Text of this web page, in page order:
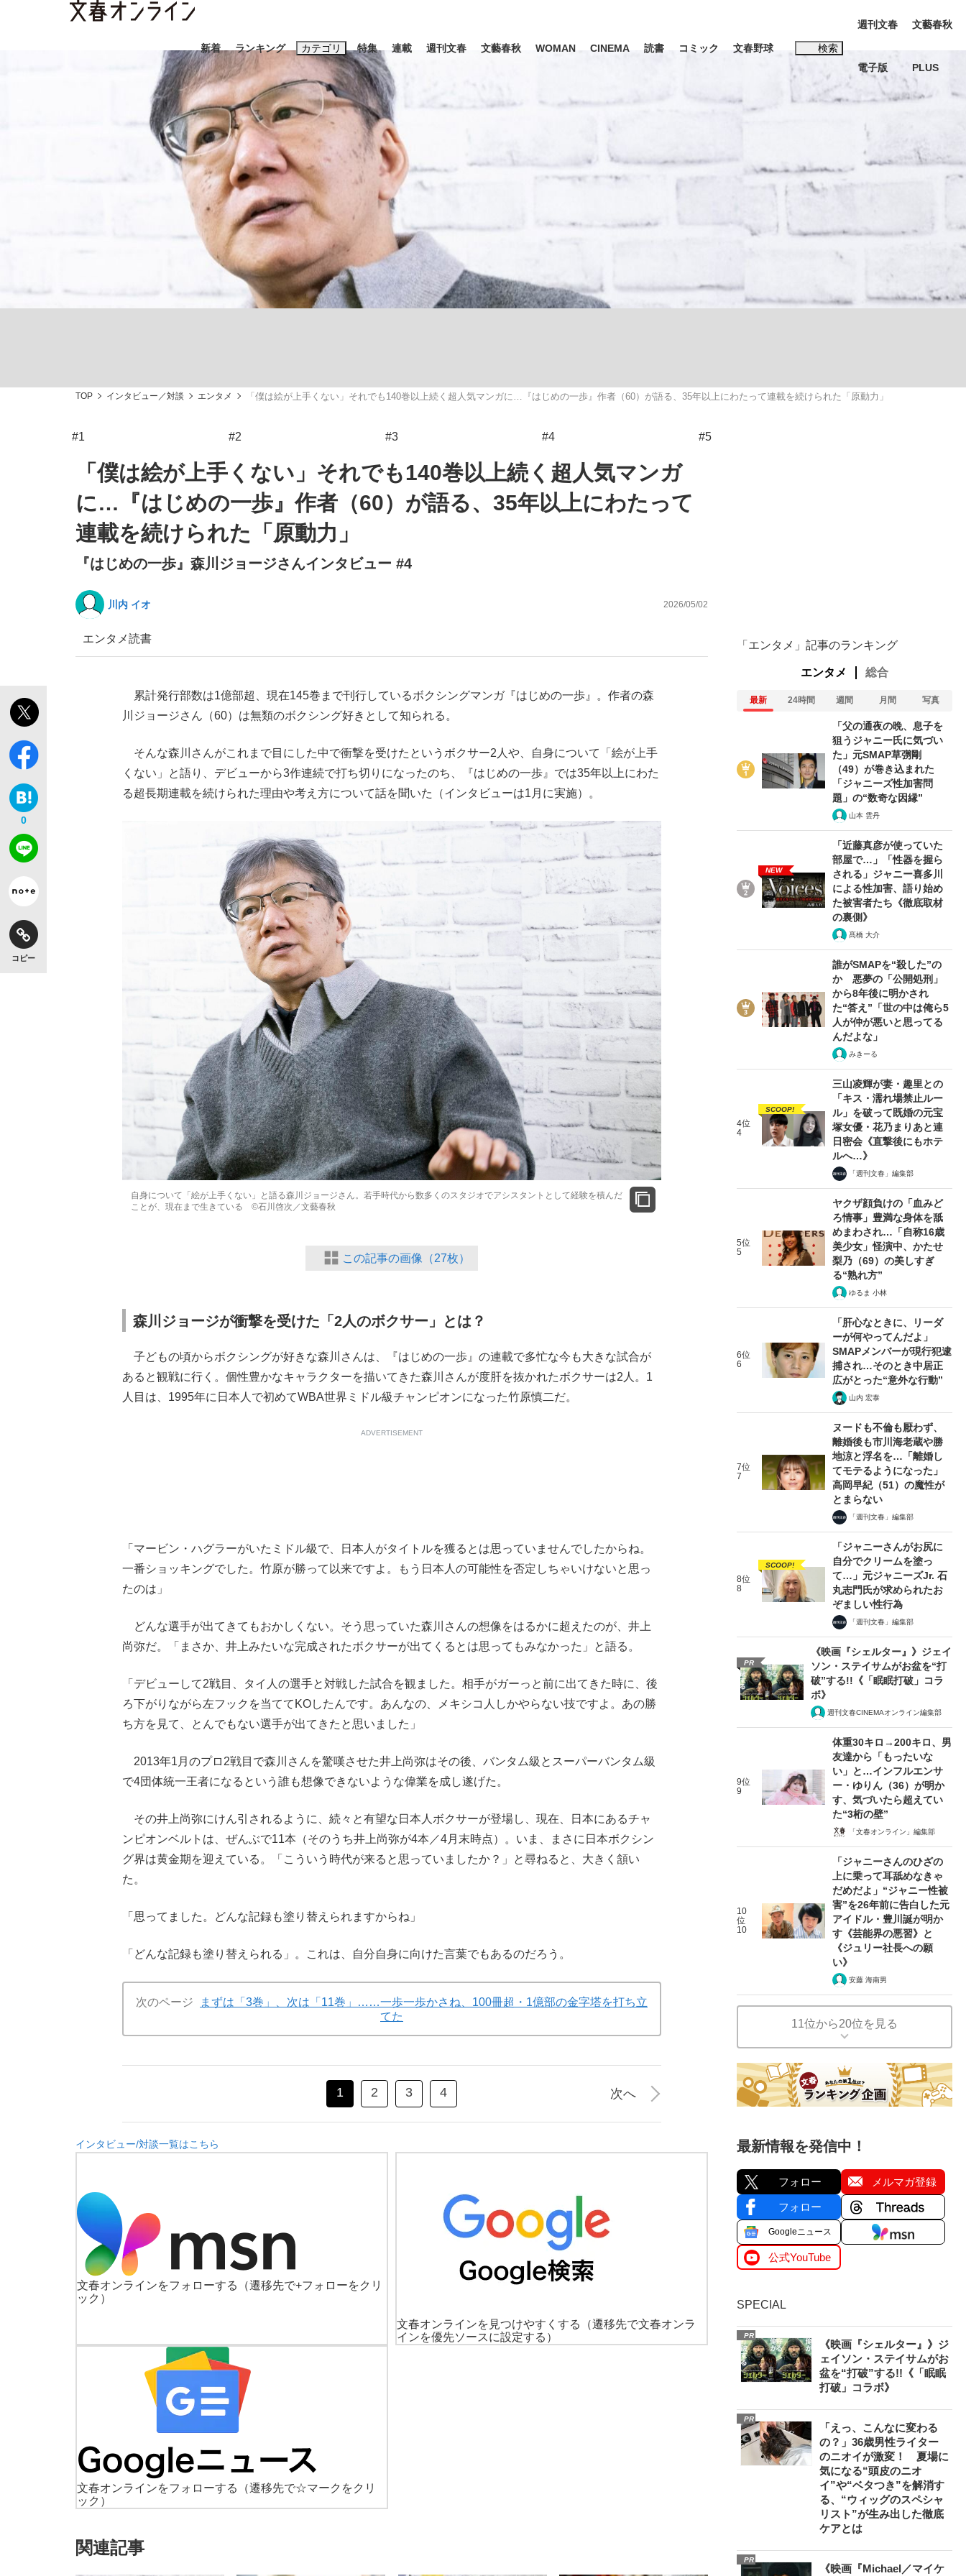
新着 ランキング カテゴリ
スクープ ニュース エンタメ ライフ
「90%は失敗する。でも…」本田圭佑が初めて明かした日本代表監督に...
特集
the Style
連載 週刊文春 文藝春秋 WOMAN CINEMA 読書 コミック 文春野球 検索
おすすめのキーワードタグ一覧
#藤田晋 #三山凌輝 #高市早苗 #後藤真希 #城彰二 #内田有紀
#松田聖子
#玉木雄一郎
週刊文春
電子版
文藝春秋
PLUS
TOP インタビュー／対談 エンタメ 「僕は絵が上手くない」それでも140巻以上続く超人気マンガに…『はじめの一歩』作者（60）が語る、35年以上にわたって連載を続けられた「原動力」
#1 #2 #3 #4 #5
「僕は絵が上手くない」それでも140巻以上続く超人気マンガ
に…『はじめの一歩』作者（60）が語る、35年以上にわたって
連載を続けられた「原動力」
『はじめの一歩』森川ジョージさんインタビュー #4
川内 イオ 2026/05/02
エンタメ読書
0
コピー
累計発行部数は1億部超、現在145巻まで刊行しているボクシングマンガ『はじめの一歩』。作者の森
川ジョージさん（60）は無類のボクシング好きとして知られる。
そんな森川さんがこれまで目にした中で衝撃を受けたというボクサー2人や、自身について「絵が上手
くない」と語り、デビューから3作連続で打ち切りになったのち、『はじめの一歩』では35年以上にわた
る超長期連載を続けられた理由や考え方について話を聞いた（インタビューは1月に実施）。
自身について「絵が上手くない」と語る森川ジョージさん。若手時代から数多くのスタジオでアシスタントとして経験を積んだ
ことが、現在まで生きている ©石川啓次／文藝春秋
この記事の画像（27枚）
森川ジョージが衝撃を受けた「2人のボクサー」とは？
子どもの頃からボクシングが好きな森川さんは、『はじめの一歩』の連載で多忙な今も大きな試合が
あると観戦に行く。個性豊かなキャラクターを描いてきた森川さんが度肝を抜かれたボクサーは2人。1
人目は、1995年に日本人で初めてWBA世界ミドル級チャンピオンになった竹原慎二だ。
ADVERTISEMENT
「マービン・ハグラーがいたミドル級で、日本人がタイトルを獲るとは思っていませんでしたからね。
一番ショッキングでした。竹原が勝って以来ですよ。もう日本人の可能性を否定しちゃいけないと思っ
たのは」
どんな選手が出てきてもおかしくない。そう思っていた森川さんの想像をはるかに超えたのが、井上
尚弥だ。「まさか、井上みたいな完成されたボクサーが出てくるとは思ってもみなかった」と語る。
「デビューして2戦目、タイ人の選手と対戦した試合を観ました。相手がガーっと前に出てきた時に、後
ろ下がりながら左フックを当ててKOしたんです。あんなの、メキシコ人しかやらない技ですよ。あの勝
ち方を見て、とんでもない選手が出てきたと思いました」
2013年1月のプロ2戦目で森川さんを驚嘆させた井上尚弥はその後、バンタム級とスーパーバンタム級
で4団体統一王者になるという誰も想像できないような偉業を成し遂げた。
その井上尚弥にけん引されるように、続々と有望な日本人ボクサーが登場し、現在、日本にあるチャ
ンピオンベルトは、ぜんぶで11本（そのうち井上尚弥が4本／4月末時点）。いま、まさに日本ボクシン
グ界は黄金期を迎えている。「こういう時代が来ると思っていましたか？」と尋ねると、大きく頷い
た。
「思ってました。どんな記録も塗り替えられますからね」
「どんな記録も塗り替えられる」。これは、自分自身に向けた言葉でもあるのだろう。
次のページ
まずは「3巻」、次は「11巻」……一歩一歩かさね、100冊超・1億部の金字塔を打ち立
てた
1 2 3 4 次へ
インタビュー/対談一覧はこちら
文春オンラインをフォローする
（遷移先で+フォローをクリ
ック）
文春オンラインを見つけやすくする
（遷移先で文春オンラ
インを優先ソースに設定する）
文春オンラインをフォローする
（遷移先で☆マークをクリ
ック）
関連記事
「エンタメ」記事のランキング
エンタメ 総合
最新 24時間 週間 月間 写真
「父の通夜の晩、息子を
狙うジャニー氏に気づい
た」元SMAP草彅剛
（49）が巻き込まれた
「ジャニーズ性加害問
題」の“数奇な因縁”
山本 雲丹
NEW
「近藤真彦が使っていた
部屋で…」「性器を握ら
される」ジャニー喜多川
による性加害、語り始め
た被害者たち《徹底取材
の裏側》
髙橋 大介
誰がSMAPを“殺した”の
か 悪夢の「公開処刑」
から8年後に明かされ
た“答え”「世の中は俺ら5
人が仲が悪いと思ってる
んだよな」
みきーる
4位
4
SCOOP!
三山凌輝が妻・趣里との
「キス・濡れ場禁止ルー
ル」を破って既婚の元宝
塚女優・花乃まりあと連
日密会《直撃後にもホテ
ルへ…》
「週刊文春」編集部
5位
5
ヤクザ顔負けの「血みど
ろ情事」豊満な身体を舐
めまわされ…「自称16歳
美少女」怪演中、かたせ
梨乃（69）の美しすぎ
る“熟れ方”
ゆるま 小林
6位
6
「肝心なときに、リーダ
ーが何やってんだよ」
SMAPメンバーが現行犯逮
捕され…そのとき中居正
広がとった“意外な行動”
山内 宏泰
7位
7
ヌードも不倫も厭わず、
離婚後も市川海老蔵や勝
地涼と浮名を…「離婚し
てモテるようになった」
高岡早紀（51）の魔性が
とまらない
「週刊文春」編集部
8位
8
SCOOP!
「ジャニーさんがお尻に
自分でクリームを塗っ
て…」元ジャニーズJr. 石
丸志門氏が求められたお
ぞましい性行為
「週刊文春」編集部
PR
《映画『シェルター』》ジェイ
ソン・ステイサムがお盆を“打
破”する!!《「眠眠打破」コラ
ボ》
週刊文春CINEMAオンライン編集部
9位
9
体重30キロ→200キロ、男
友達から「もったいな
い」と…インフルエンサ
ー・ゆりん（36）が明か
す、気づいたら超えてい
た“3桁の壁”
「文春オンライン」編集部
10
位
10
「ジャニーさんのひざの
上に乗って耳舐めなきゃ
だめだよ」“ジャニー性被
害”を26年前に告白した元
アイドル・豊川誕が明か
す《芸能界の悪習》と
《ジュリー社長への願
い》
安藤 海南男
11位から20位を見る
最新情報を発信中！
フォロー メルマガ登録
フォロー
Googleニュース
公式YouTube
SPECIAL
PR
《映画『シェルター』》ジ
ェイソン・ステイサムがお
盆を“打破”する!!《「眠眠
打破」コラボ》
PR
「えっ、こんなに変わる
の？」36歳男性ライター
のニオイが激変！ 夏場に
気になる“頭皮のニオ
イ”や“ベタつき”を解消す
る、“ウィッグのスペシャ
リスト”が生み出した徹底
ケアとは
PR
《映画『Michael／マイケ